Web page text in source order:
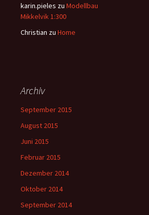
karin.pieles zu Modellbau
Mikkelvik 1:300
Christian zu Home
Archiv
September 2015
August 2015
Juni 2015
Februar 2015
Dezember 2014
Oktober 2014
September 2014